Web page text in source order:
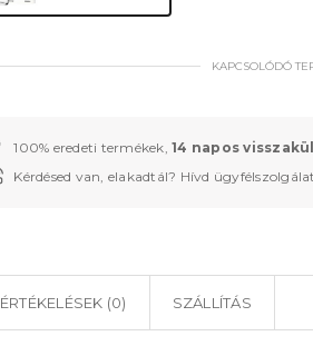
KAPCSOLÓDÓ
100% eredeti termékek,14 napos
Kérdésed van, elakadtál? Hívd
ÉRTÉKELÉSEK (0) SZÁLLÍTÁS